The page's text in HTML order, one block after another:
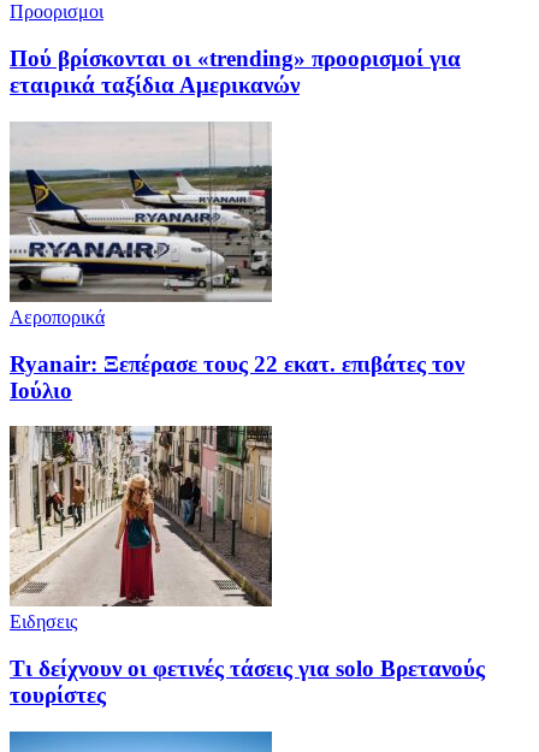
Προορισμοι
Πού βρίσκονται οι «trending» προορισμοί για
εταιρικά ταξίδια Αμερικανών
Αεροπορικά
Ryanair: Ξεπέρασε τους 22 εκατ. επιβάτες τον
Ιούλιο
Ειδησεις
Τι δείχνουν οι φετινές τάσεις για solo Βρετανούς
τουρίστες